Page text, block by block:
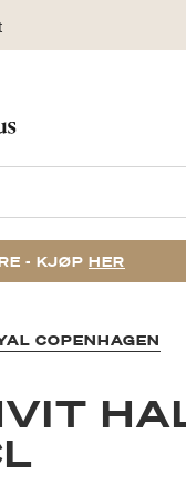
- KJØP HER
COPENHAGEN